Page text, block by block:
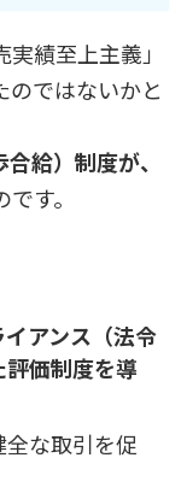
績至上主義」
のではないかと
給）制度が、
です。
イアンス（法令
価制度を導
な取引を促